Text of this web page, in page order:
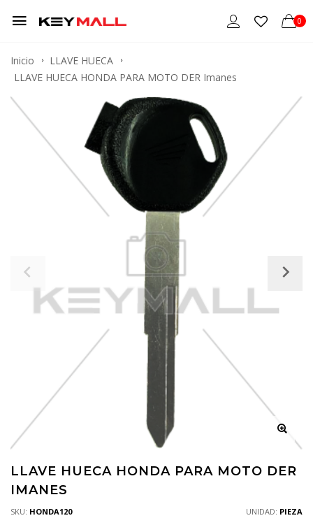
0
Inicio
LLAVE HUECA
LLAVE HUECA HONDA PARA MOTO DER Imanes
LLAVE HUECA HONDA PARA MOTO DER
IMANES
SKU: HONDA120 UNIDAD: PIEZA